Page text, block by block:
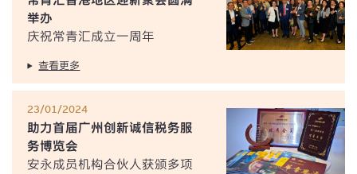
举办
庆祝常青汇成立一周年
查看更多
23/01/2024
助力首届广州创新诚信税务服
务博览会
安永成员机构合伙人获颁多项